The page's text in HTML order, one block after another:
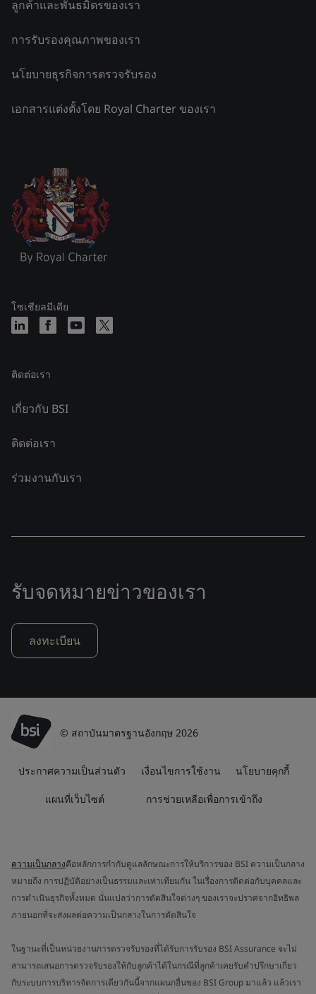
ลูกค้าและพันธมิตรของเรา
การรับรองคุณภาพของเรา
นโยบายธุรกิจการตรวจรับรอง
เอกสารแต่งตั้งโดย Royal Charter ของเรา
โซเชียลมีเดีย
ติดต่อเรา
เกี่ยวกับ BSI
ติดต่อเรา
ร่วมงานกับเรา
รับจดหมายข่าวของเรา
ลงทะเบียน
© สถาบันมาตรฐานอังกฤษ 2026
ประกาศความเป็นส่วนตัว เงื่อนไขการใช้งาน นโยบายคุกกี้
แผนที่เว็บไซต์ การช่วยเหลือเพื่อการเข้าถึง
ความเป็นกลางคือหลักการกำกับดูแลลักษณะการให้บริการของ BSI ความเป็นกลาง
หมายถึง การปฏิบัติอย่างเป็นธรรมและเท่าเทียมกัน ในเรื่องการติดต่อกับบุคคลและ
การดำเนินธุรกิจทั้งหมด นั่นแปลว่าการตัดสินใจต่างๆ ของเราจะปราศจากอิทธิพล
ภายนอกที่จะส่งผลต่อความเป็นกลางในการตัดสินใจ
ในฐานะที่เป็นหน่วยงานการตรวจรับรองที่ได้รับการรับรอง BSI Assurance จะไม่
สามารถเสนอการตรวจรับรองให้กับลูกค้าได้ในกรณีที่ลูกค้าเคยรับคำปรึกษาเกี่ยว
กับระบบการบริหารจัดการเดียวกันนี้จากแผนกอื่นของ BSI Group มาแล้ว แล้วเรา